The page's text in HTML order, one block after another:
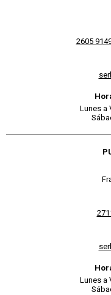
2605
Lunes a
Lunes a